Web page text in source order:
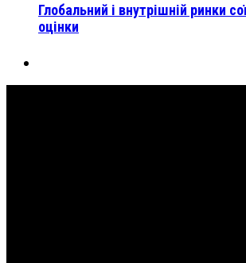
Глобальний і внутрішній ринки
оцінки